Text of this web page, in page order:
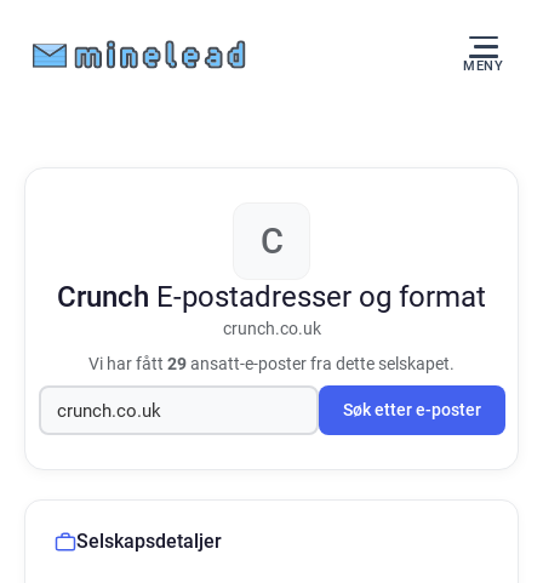
MENY
C
Crunch E-postadresser og format
crunch.co.uk
Vi har fått 29ansatt-e-poster fra dette selskapet.
Søk etter e-poster
Selskapsdetaljer